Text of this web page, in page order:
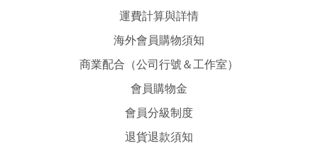
運費計算與詳情
海外會員購物須知
商業配合（公司行號＆工作室）
會員購物金
會員分級制度
退貨退款須知